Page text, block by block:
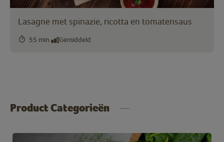
Lasagne met spinazie, ricotta en tomatensaus
55 min. Gemiddeld
Product Categorieën